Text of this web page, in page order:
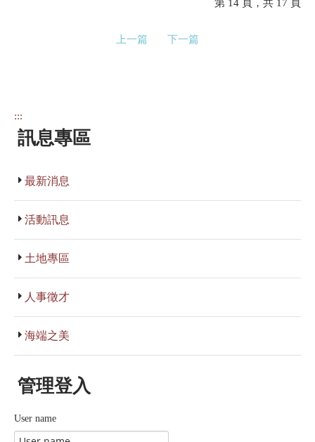
第 14 頁，共 17 頁
上一篇 下一篇
:::
訊息專區
最新消息
活動訊息
土地專區
人事徵才
海端之美
管理登入
User name